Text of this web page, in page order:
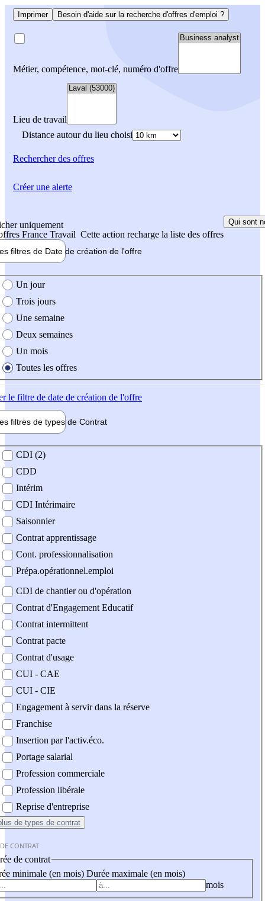
Imprimer Besoin d'aide sur la recherche d'offres d'emploi ?
Métier, compétence, mot-clé, numéro d'offre
Lieu de travail
Distance autour du lieu choisi
Rechercherdes offres
uniquement
France Travail Cette action recharge la liste des offres
Qui sont
filtres de Date de création de l'offre
création de l'offre
Un jour
Trois jours
Une semaine
Deux semaines
Un mois
Toutes les offres
le filtre de date de création de l'offre
filtres de types de Contrat
contrat
CDI (2)
CDD
Intérim
CDI Intérimaire
Saisonnier
Contrat apprentissage
Cont. professionnalisation
Prépa.opérationnel.emploi
CDI de chantier ou d'opération
Contrat d'Engagement Educatif
Contrat intermittent
Contrat pacte
Contrat d'usage
CUI - CAE
CUI - CIE
Engagement à servir dans la réserve
Franchise
Insertion par l'activ.éco.
Portage salarial
Profession commerciale
Profession libérale
Reprise d'entreprise
de types de contrat
CONTRAT
de contrat
minimale (en mois) Durée maximale (en mois)
mois
Créer une alerte